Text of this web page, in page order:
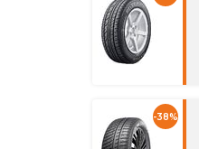
-38%